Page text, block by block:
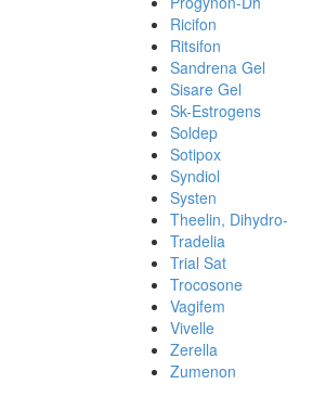
Ricifon
Ritsifon
Sandrena Gel
Sisare Gel
Sk-Estrogens
Soldep
Sotipox
Syndiol
Systen
Theelin, Dihydro-
Tradelia
Trial Sat
Trocosone
Vagifem
Vivelle
Zerella
Zumenon